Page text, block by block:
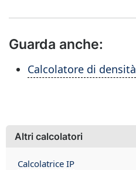
Guarda anche:
Calcolatore di densità
Altri calcolatori
Calcolatrice IP